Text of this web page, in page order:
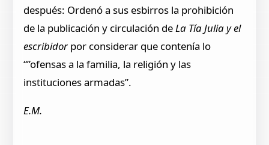
después: Ordenó a sus esbirros la prohibición
de la publicación y circulación deLa Tía Julia y el
escribidor por considerar que contenía lo
“”ofensas a la familia, la religión y las
instituciones armadas”.
E.M.